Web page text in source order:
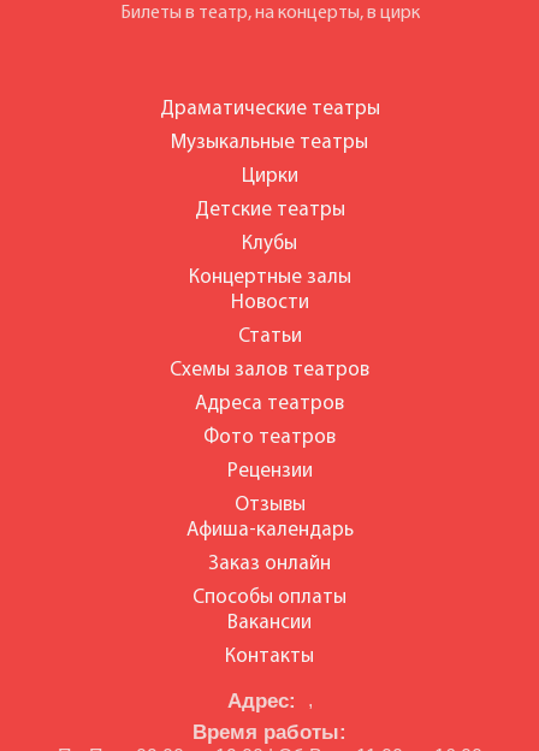
Билеты в театр, на концерты, в цирк
Адрес: ,
Время работы:
Драматические театры
Музыкальные театры
Цирки
Детские театры
Клубы
Концертные залы
Новости
Статьи
Схемы залов театров
Адреса театров
Фото театров
Рецензии
Отзывы
Афиша-календарь
Заказ онлайн
Способы оплаты
Вакансии
Контакты